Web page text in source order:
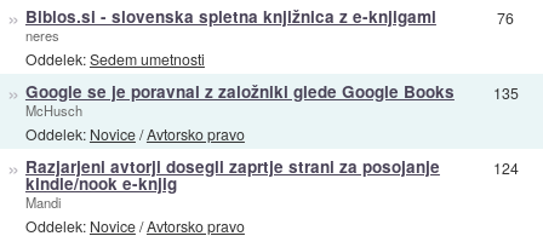
» Biblos.si - slovenska spletna knjižnica z e-knjigami
neres
Oddelek:Sedem umetnosti
76
» Google se je poravnal z založniki glede Google Books
McHusch
Oddelek: Novice/Avtorsko pravo
135
» Razjarjeni avtorji dosegli zaprtje strani za posojanje
kindle/nook e-knjig
Mandi
Oddelek: Novice/Avtorsko pravo
124